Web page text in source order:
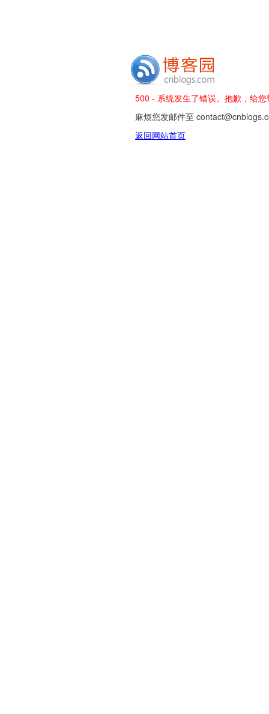
500 - 系统发生了错误。抱歉，给
麻烦您发邮件至
返回网站首页